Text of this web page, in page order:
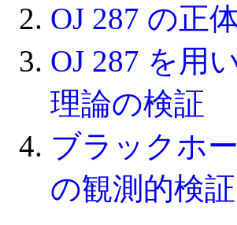
OJ 287 の正
OJ 287 を用
理論の検証
ブラックホ
の観測的検証